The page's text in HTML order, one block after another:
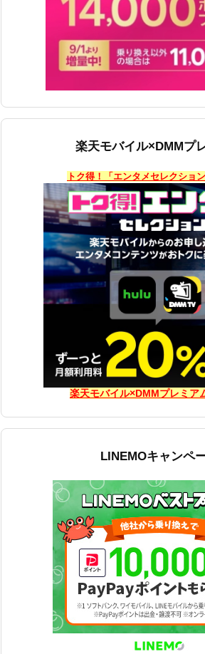
楽天モバイル×DMMプ
トク得！「エンタメセレクショ
楽天モバイル×DMMプレミア
LINEMOキャンペ